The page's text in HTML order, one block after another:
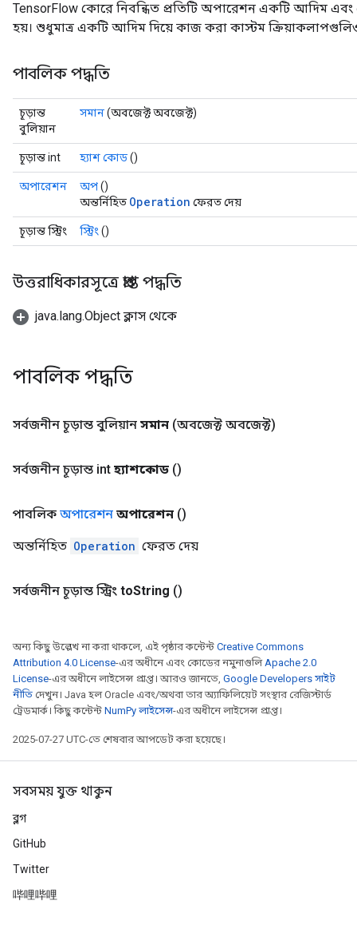
TensorFlow কোরে নিবন্ধিত প্রতিটি অপারেশন একটি আদিম
হয়। শুধুমাত্র একটি আদিম দিয়ে কাজ করা কাস্টম
পাবলিক পদ্ধতি
চূড়ান্ত
বুলিয়ান
সমান(অবজেক্ট অবজেক্ট)
চূড়ান্ত int হ্যাশ কোড()
অপারেশন অপ()
অন্তর্নিহিত Operation ফেরত দেয়
চূড়ান্ত স্ট্রিং স্ট্রিং ()
উত্তরাধিকারসূত্রে প্রাপ্ত পদ্ধতি
java.lang.Object ক্লাস থেকে
পাবলিক পদ্ধতি
সর্বজনীন চূড়ান্ত বুলিয়ান সমান (অবজেক্ট অবজেক্ট)
সর্বজনীন চূড়ান্ত int হ্যাশকোড ()
পাবলিক অপারেশন অপারেশন ()
অন্তর্নিহিত Operation ফেরত দেয়
সর্বজনীন চূড়ান্ত স্ট্রিং toString ()
অন্য কিছু উল্লেখ না করা থাকলে, এই পৃষ্ঠার কন্টেন্ট Creative Commons
Attribution 4.0 License-এর অধীনে এবং কোডের নমুনাগুলিApache 2.0
License-এর অধীনে লাইসেন্স প্রাপ্ত। আরও জানতে, Google Developers সাইট
নীতি দেখুন। Java হল Oracle এবং/অথবা তার অ্যাফিলিয়েট সংস্থার রেজিস্টার্ড
ট্রেডমার্ক। কিছু কন্টেন্ট NumPy লাইসেন্স-এর অধীনে লাইসেন্স প্রাপ্ত।
2025-07-27 UTC-তে শেষবার আপডেট করা হয়েছে।
সবসময় যুক্ত থাকুন
ব্লগ
GitHub
Twitter
哔哩哔哩